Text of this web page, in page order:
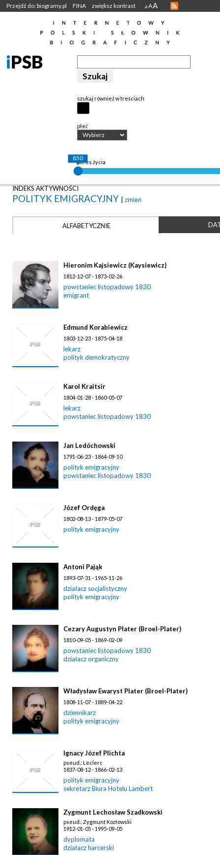
Przejdź do: biogramy.pl FINA zwiększ kontrast A AA
szukaj również w treściach
płeć
Wybierz
okres życia
850
INDEKS AKTYWNOŚCI
POLITYK EMIGRACYJNY | zmień
ALFABETYCZNIE
Hieronim Kajsiewicz (Kaysiewicz)
1812-12-07 - 1873-02-26
powstaniec listopadowy 1830
emigrant
Edmund Korabiewicz
1803-12-23 - 1875-04-18
lekarz
polityk demokratyczny
Karol Kraitsir
1804-01-28 - 1860-05-07
lekarz
powstaniec listopadowy 1830
Jan Ledóchowski
1791-06-23 - 1864-09-10
polityk emigracyjny
powstaniec listopadowy 1830
Józef Ordęga
1802-08-13 - 1879-05-07
polityk emigracyjny
Antoni Pająk
1893-07-31 - 1965-11-26
działacz socjalistyczny
polityk emigracyjny
Cezary Augustyn Plater (Broel-Plater)
1810-09-05 - 1869-02-09
powstaniec listopadowy 1830
działacz organiczny
Władysław Ewaryst Plater (Broel-Plater)
1808-11-07 - 1889-04-22
dziennikarz
polityk emigracyjny
Ignacy Józef Plichta
pseud.: Leclerc
1837-08-12 - 1866-02-13
polityk emigracyjny
sekretarz Biura Hotelu Lambert
Zygmunt Lechosław Szadkowski
pseud.: Zygmunt Kozłowski
1912-01-05 - 1995-09-05
dyplomata
działacz harcerski